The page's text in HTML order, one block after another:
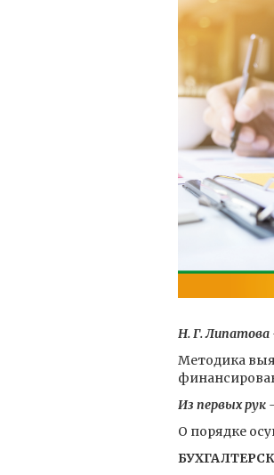
Н. Г. Липатова
Методика
Из первых рук
О порядке